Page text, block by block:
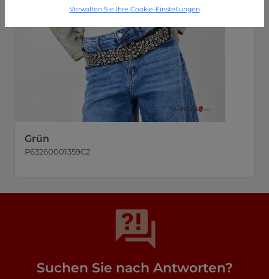
Verwalten Sie Ihre Cookie-Einstellungen
Grün
P63260001359C2
Suchen Sie nach Antworten?